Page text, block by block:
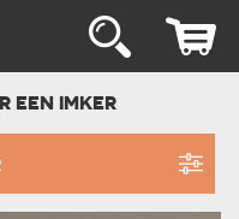
EEN IMKER